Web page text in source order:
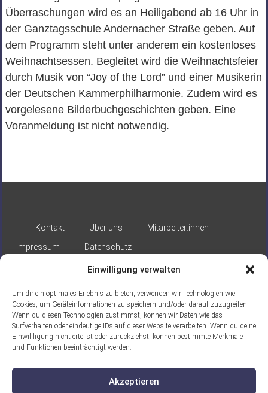
Einwilligung verwalten
Um dir ein optimales Erlebnis zu bieten, verwenden wir Technologien wie
Cookies, um Geräteinformationen zu speichern und/oder darauf zuzugreifen.
Wenn du diesen Technologien zustimmst, können wir Daten wie das
Surfverhalten oder eindeutige IDs auf dieser Website verarbeiten. Wenn du deine
Einwillligung nicht erteilst oder zurückziehst, können bestimmte Merkmale
und Funktionen beeinträchtigt werden.
Akzeptieren
Überraschungen wird es an Heiligabend ab 16 Uhr in
der Ganztagsschule Andernacher Straße geben. Auf
dem Programm steht unter anderem ein kostenloses
Weihnachtsessen. Begleitet wird die Weihnachtsfeier
durch Musik von “Joy of the Lord” und einer Musikerin
der Deutschen Kammerphilharmonie. Zudem wird es
vorgelesene Bilderbuchgeschichten geben. Eine
Voranmeldung ist nicht notwendig.
Kontakt Über uns
Mitarbeiter:innen
Impressum
Datenschutz
Gefördert durch: